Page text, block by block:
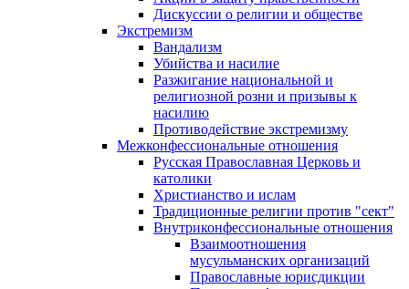
Дискуссии о религии и обществе
Экстремизм
Вандализм
Убийства и насилие
Разжигание национальной и
религиозной розни и призывы к
насилию
Противодействие экстремизму
Межконфессиональные отношения
Русская Православная Церковь и
католики
Христианство и ислам
Традиционные религии против "сект"
Внутриконфессиональные отношения
Взаимоотношения
мусульманских организаций
Православные юрисдикции